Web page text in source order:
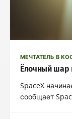
МЕЧТАТЕЛЬ В
Ёлочный шар
SpaceX
сообщает